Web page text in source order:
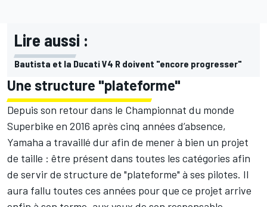
Lire aussi :
Bautista et la Ducati V4 R doivent "encore progresser"
Une structure "plateforme"
Depuis son retour dans le Championnat du monde
Superbike en 2016 après cinq années d’absence,
Yamaha a travaillé dur afin de mener à bien un projet
de taille : être présent dans toutes les catégories afin
de servir de structure de "plateforme" à ses pilotes. Il
aura fallu toutes ces années pour que ce projet arrive